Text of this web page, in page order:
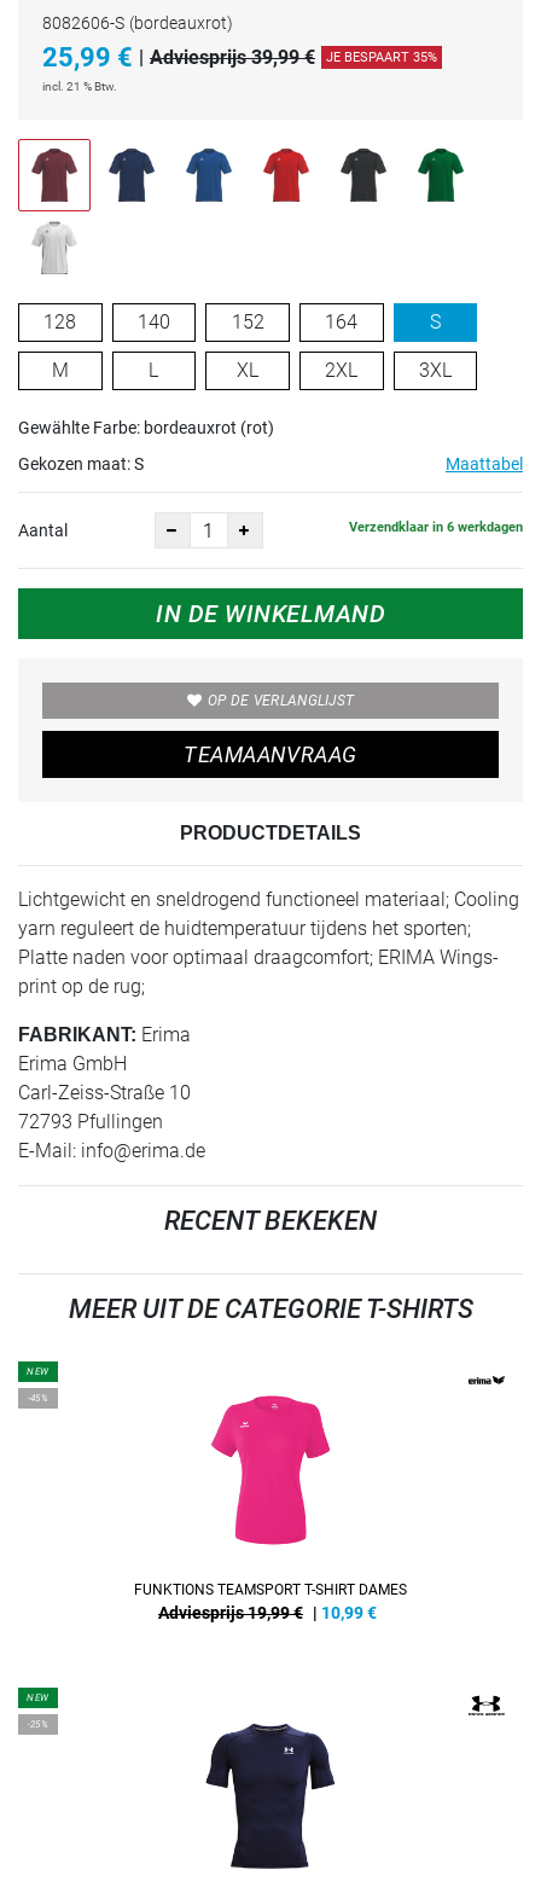
8082606-S (bordeauxrot)
25,99 € | Adviesprijs 39,99 € JE BESPAART 35%
incl. 21 % Btw.
128 140 152 164 S
M L XL 2XL 3XL
Gewählte Farbe: bordeauxrot (rot)
Gekozen maat:S Maattabel
Aantal Verzendklaar in 6 werkdagen
IN DE WINKELMAND
OP DE VERLANGLIJST
TEAMAANVRAAG
PRODUCTDETAILS
Lichtgewicht en sneldrogend functioneel materiaal; Cooling
yarn reguleert de huidtemperatuur tijdens het sporten;
Platte naden voor optimaal draagcomfort; ERIMA Wings-
print op de rug;
FABRIKANT: Erima
Erima GmbH
Carl-Zeiss-Straße 10
72793 Pfullingen
E-Mail: info@erima.de
RECENT BEKEKEN
MEER UIT DE CATEGORIE T-SHIRTS
NEW
-45%
FUNKTIONS TEAMSPORT T-SHIRT DAMES
Adviesprijs 19,99 € | 10,99€
NEW
-25%